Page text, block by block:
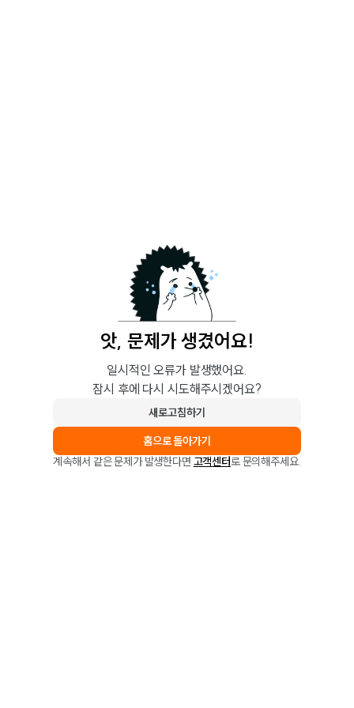
앗, 문제가 생겼어요!
일시적인 오류가 발생했어요.
잠시 후에 다시 시도해주시겠어요?
새로고침하기
홈으로 돌아가기
계속해서 같은 문제가 발생한다면 고객센터로 문의해주세요.